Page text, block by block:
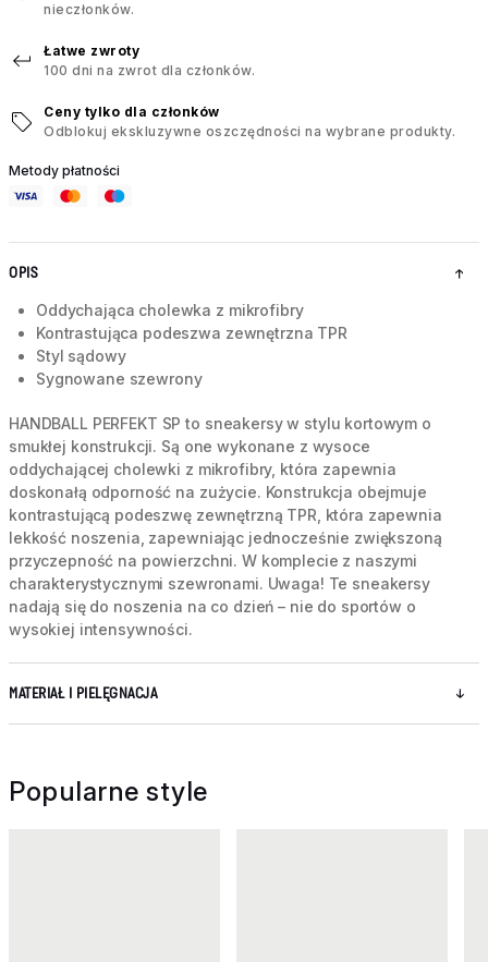
nieczłonków.
Łatwe zwroty
100 dni na zwrot dla członków.
Ceny tylko dla członków
Odblokuj ekskluzywne oszczędności na wybrane produkty.
Metody płatności
OPIS
Oddychająca cholewka z mikrofibry
Kontrastująca podeszwa zewnętrzna TPR
Styl sądowy
Sygnowane szewrony
HANDBALL PERFEKT SP to sneakersy w stylu kortowym o
smukłej konstrukcji. Są one wykonane z wysoce
oddychającej cholewki z mikrofibry, która zapewnia
doskonałą odporność na zużycie. Konstrukcja obejmuje
kontrastującą podeszwę zewnętrzną TPR, która zapewnia
lekkość noszenia, zapewniając jednocześnie zwiększoną
przyczepność na powierzchni. W komplecie z naszymi
charakterystycznymi szewronami. Uwaga! Te sneakersy
nadają się do noszenia na co dzień – nie do sportów o
wysokiej intensywności.
MATERIAŁ I PIELĘGNACJA
Popularne style